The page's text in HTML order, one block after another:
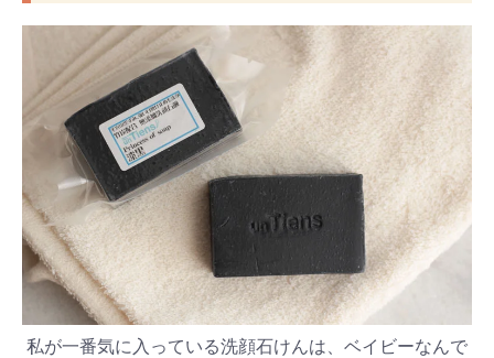
私が一番気に入っている洗顔石けんは、ベイビーなんで